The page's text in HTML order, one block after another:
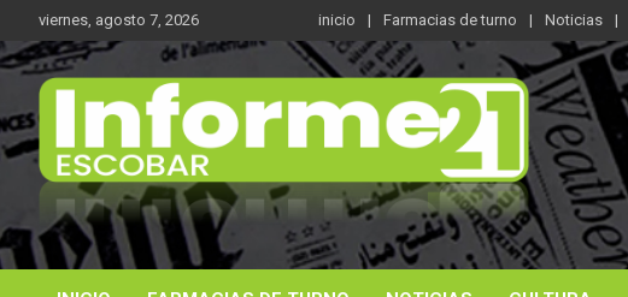
al
contenido
viernes, agosto 7, 2026 inicio Farmacias de turno Noticias
Informe 21
Noticas reales